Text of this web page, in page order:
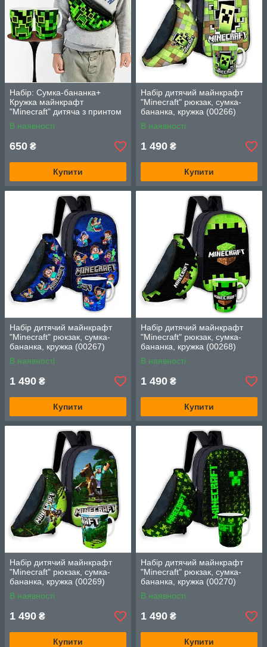
Набір: Сумка-бананка+
Кружка майнкрафт
"Minecraft" дитяча з принтом
(00252)
В наявності
650 ₴
Купити
Набір дитячий майнкрафт
"Minecraft" рюкзак, сумка-
бананка, кружка (00266)
В наявності
1 490 ₴
Купити
Набір дитячий майнкрафт
"Minecraft" рюкзак, сумка-
бананка, кружка (00267)
В наявності
1 490 ₴
Купити
Набір дитячий майнкрафт
"Minecraft" рюкзак, сумка-
бананка, кружка (00268)
В наявності
1 490 ₴
Купити
Набір дитячий майнкрафт
"Minecraft" рюкзак, сумка-
бананка, кружка (00269)
В наявності
1 490 ₴
Купити
Набір дитячий майнкрафт
"Minecraft" рюкзак, сумка-
бананка, кружка (00270)
В наявності
1 490 ₴
Купити